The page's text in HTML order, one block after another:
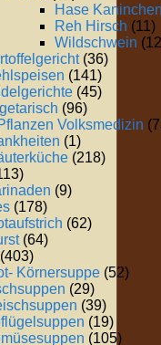
Hase Kaninchen
Reh Hirsch (11)
Wildschwein
(36)
(141)
(45)
(96)
Volksmedizin
(1)
(218)
(9)
(178)
(62)
(64)
(403)
Körnersuppe (52)
(29)
(39)
(19)
(105)